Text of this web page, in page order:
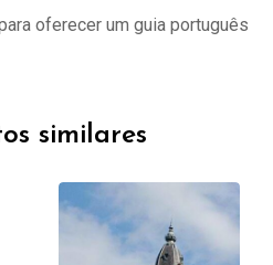
oferecer um guia português
similares